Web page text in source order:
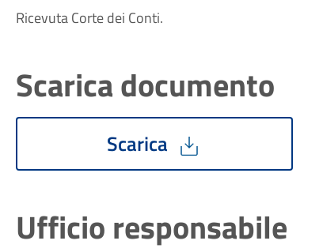
Ricevuta Corte dei Conti.
Scarica documento
Scarica
Ufficio responsabile